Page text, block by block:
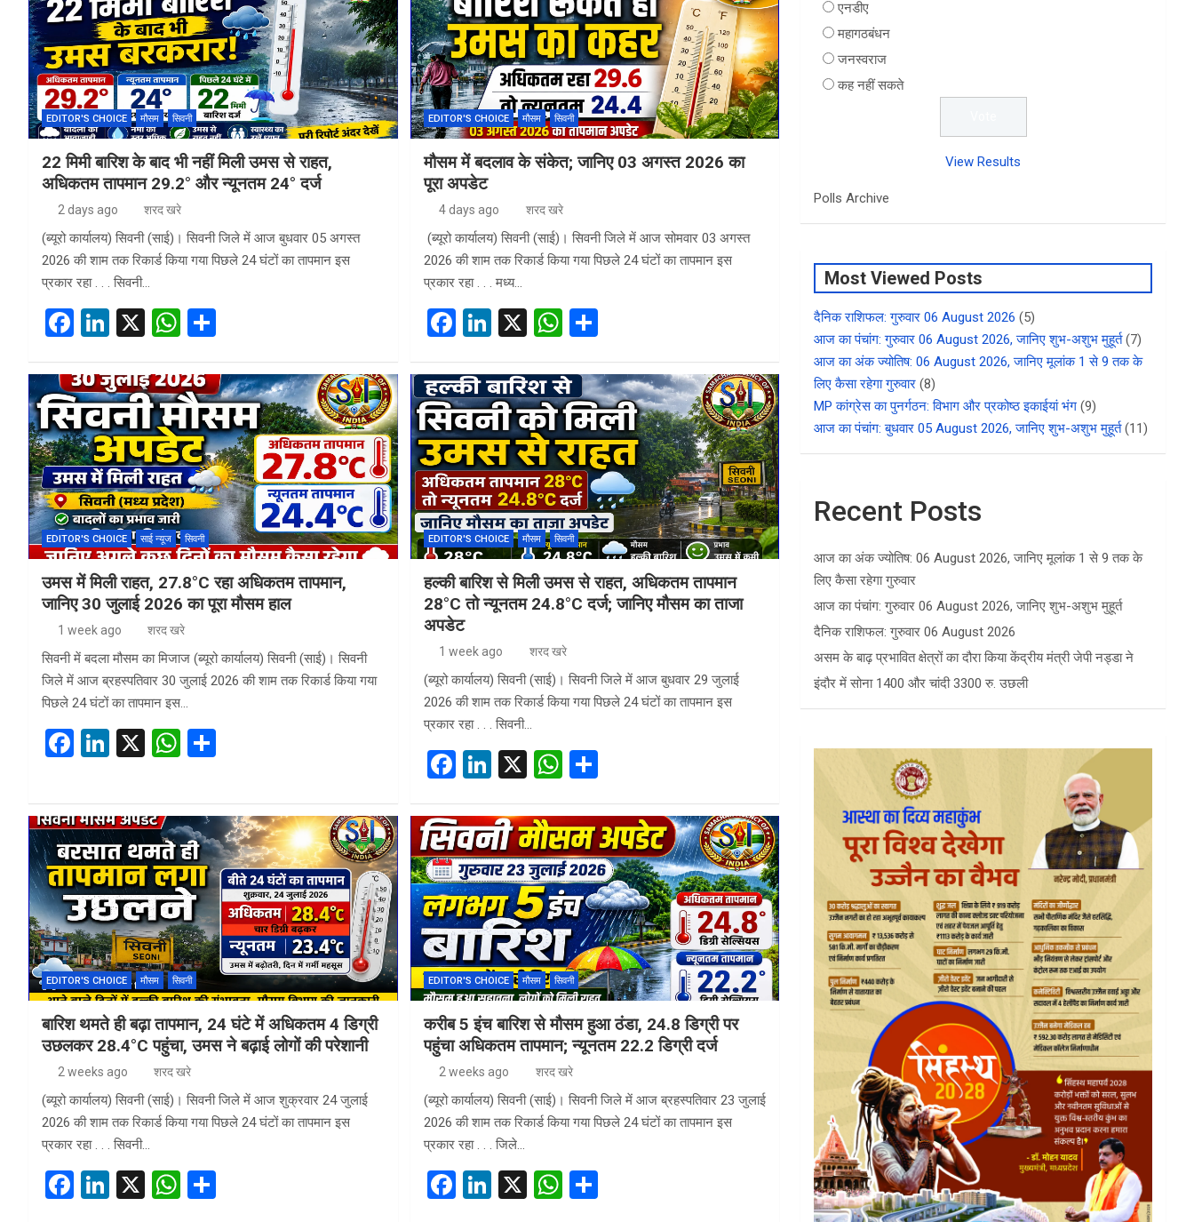
EDITOR'S CHOICE मौसम सिवनी
22 मिमी बारिश के बाद भी नहीं मिली उमस से राहत,
अधिकतम तापमान 29.2° और न्यूनतम 24° दर्ज
2 days ago शरद खरे
(ब्यूरो कार्यालय) सिवनी (साई)। सिवनी जिले में आज बुधवार 05 अगस्त
2026 की शाम तक रिकार्ड किया गया पिछले 24 घंटों का तापमान इस
प्रकार रहा . . . सिवनी…
F
ce
b
o
o
k
Li
ke
dI
n
X
W
at
s
A
p
p
ar
e
EDITOR'S CHOICE मौसम सिवनी
मौसम में बदलाव के संकेत; जानिए 03 अगस्त 2026 का
पूरा अपडेट
4 days ago शरद खरे
(ब्यूरो कार्यालय) सिवनी (साई)। सिवनी जिले में आज सोमवार 03 अगस्त
2026 की शाम तक रिकार्ड किया गया पिछले 24 घंटों का तापमान इस
प्रकार रहा . . . मध्य…
F
ce
b
o
o
k
Li
ke
dI
n
X W
at
s
A
p
p
S
ar
e
EDITOR'S CHOICE साई न्यूज सिवनी
उमस में मिली राहत, 27.8°C रहा अधिकतम तापमान,
जानिए 30 जुलाई 2026 का पूरा मौसम हाल
1 week ago शरद खरे
सिवनी में बदला मौसम का मिजाज (ब्यूरो कार्यालय) सिवनी (साई)। सिवनी
जिले में आज ब्रहस्पतिवार 30 जुलाई 2026 की शाम तक रिकार्ड किया गया
पिछले 24 घंटों का तापमान इस…
F
ce
b
o
o
k
Li
ke
dI
n
X
W
at
s
A
p
p
ar
e
EDITOR'S CHOICE मौसम सिवनी
हल्की बारिश से मिली उमस से राहत, अधिकतम तापमान
28°C तो न्यूनतम 24.8°C दर्ज; जानिए मौसम का ताजा
अपडेट
1 week ago शरद खरे
(ब्यूरो कार्यालय) सिवनी (साई)। सिवनी जिले में आज बुधवार 29 जुलाई
2026 की शाम तक रिकार्ड किया गया पिछले 24 घंटों का तापमान इस
प्रकार रहा . . . सिवनी…
F
ce
b
o
o
k
Li
ke
dI
n
X W
at
s
A
p
p
S
ar
e
EDITOR'S CHOICE मौसम सिवनी
बारिश थमते ही बढ़ा तापमान, 24 घंटे में अधिकतम 4 डिग्री
उछलकर 28.4°C पहुंचा, उमस ने बढ़ाई लोगों की परेशानी
2 weeks ago शरद खरे
(ब्यूरो कार्यालय) सिवनी (साई)। सिवनी जिले में आज शुक्रवार 24 जुलाई
2026 की शाम तक रिकार्ड किया गया पिछले 24 घंटों का तापमान इस
प्रकार रहा . . . सिवनी…
F
Li
X
W
EDITOR'S CHOICE मौसम सिवनी
करीब 5 इंच बारिश से मौसम हुआ ठंडा, 24.8 डिग्री पर
पहुंचा अधिकतम तापमान; न्यूनतम 22.2 डिग्री दर्ज
2 weeks ago शरद खरे
(ब्यूरो कार्यालय) सिवनी (साई)। सिवनी जिले में आज ब्रहस्पतिवार 23 जुलाई
2026 की शाम तक रिकार्ड किया गया पिछले 24 घंटों का तापमान इस
प्रकार रहा . . . जिले…
F Li X W S
एनडीए
महागठबंधन
जनस्वराज
कह नहीं सकते
View Results
Polls Archive
Most Viewed Posts
दैनिक राशिफल: गुरुवार 06 August 2026 (5)
आज का पंचांग: गुरुवार 06 August 2026, जानिए शुभ-अशुभ मुहूर्त (7)
आज का अंक ज्योतिष: 06 August 2026, जानिए मूलांक 1 से 9 तक के
लिए कैसा रहेगा गुरुवार (8)
MP कांग्रेस का पुनर्गठन: विभाग और प्रकोष्ठ इकाईयां भंग (9)
आज का पंचांग: बुधवार 05 August 2026, जानिए शुभ-अशुभ मुहूर्त (11)
Recent Posts
आज का अंक ज्योतिष: 06 August 2026, जानिए मूलांक 1 से 9 तक के
लिए कैसा रहेगा गुरुवार
आज का पंचांग: गुरुवार 06 August 2026, जानिए शुभ-अशुभ मुहूर्त
दैनिक राशिफल: गुरुवार 06 August 2026
असम के बाढ़ प्रभावित क्षेत्रों का दौरा किया केंद्रीय मंत्री जेपी नड्डा ने
इंदौर में सोना 1400 और चांदी 3300 रु. उछली